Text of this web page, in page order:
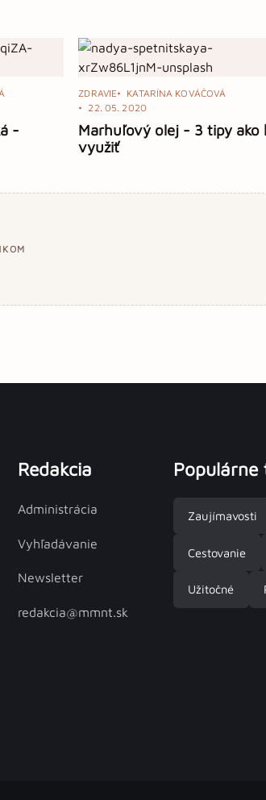
-
ZDRAVIE
KATARÍNA KOVÁČOVÁ
22. 05. 2020
Marhuľový olej - 3 tipy ako
využiť
Redakcia
Administrácia
Vyhľadávanie
Newsletter
redakcia@mmnt.sk
Populárne
Zaujímavosti
Cestovanie
Užitočné